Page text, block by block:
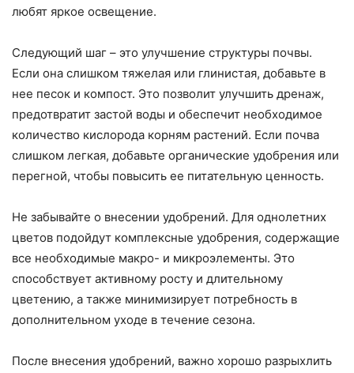
любят яркое освещение.
Следующий шаг – это улучшение структуры почвы.
Если она слишком тяжелая или глинистая, добавьте в
нее песок и компост. Это позволит улучшить дренаж,
предотвратит застой воды и обеспечит необходимое
количество кислорода корням растений. Если почва
слишком легкая, добавьте органические удобрения или
перегной, чтобы повысить ее питательную ценность.
Не забывайте о внесении удобрений. Для однолетних
цветов подойдут комплексные удобрения, содержащие
все необходимые макро- и микроэлементы. Это
способствует активному росту и длительному
цветению, а также минимизирует потребность в
дополнительном уходе в течение сезона.
После внесения удобрений, важно хорошо разрыхлить